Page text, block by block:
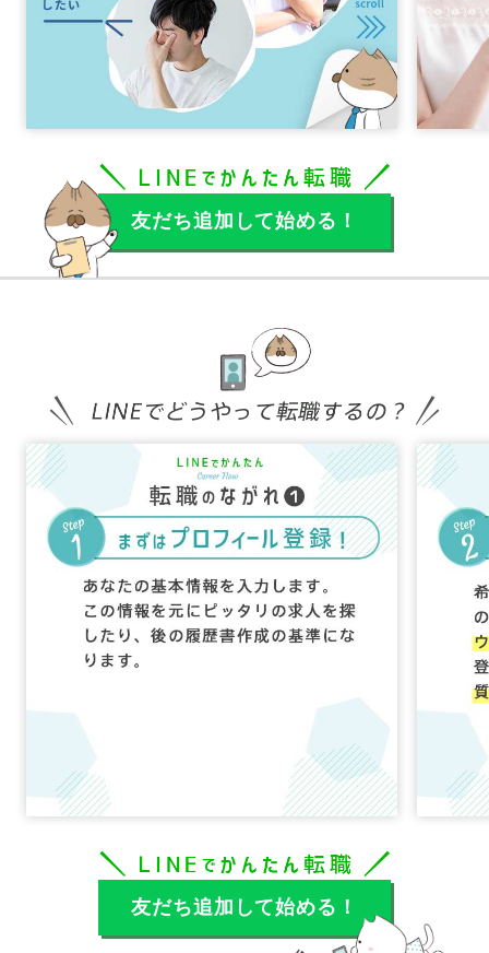
友だち追加して始める！
友だち追加して始める！